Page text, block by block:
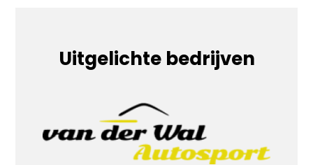
Uitgelichte bedrijven